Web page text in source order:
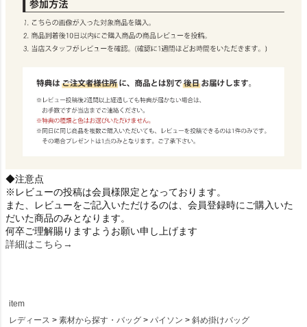
◆注意点
※レビューの投稿は会員様限定となっております。
また、レビューをご記入いただけるのは、会員登録時にご購入いた
だいた商品のみとなります。
何卒ご理解賜りますようお願い申し上げます
詳細はこちら→
item
レディース
素材から探す・バッグ パイソン
斜め掛けバッグ